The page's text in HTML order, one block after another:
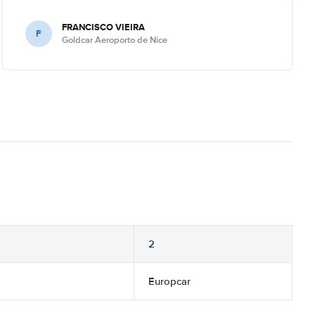
F FRANCISCO VIEIRA
Goldcar Aeroporto de Nice
2
Europcar